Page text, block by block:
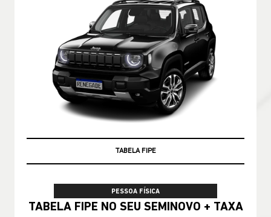
TABELA FIPE
PESSOA FÍSICA
TABELA FIPE NO SEU SEMINOVO + TAXA